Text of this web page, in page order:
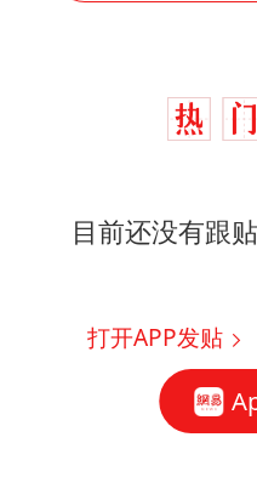
目前还没有跟
打开APP发贴